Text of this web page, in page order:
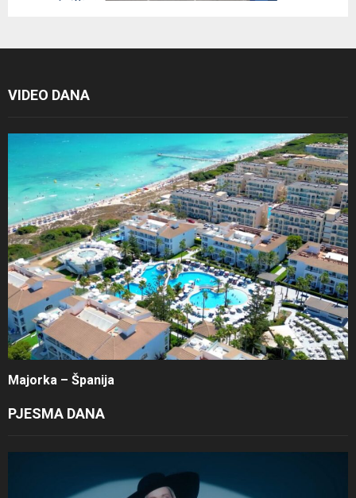
VIDEO DANA
Majorka – Španija
PJESMA DANA